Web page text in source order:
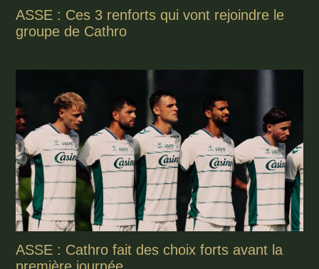
ASSE : Ces 3 renforts qui vont rejoindre le
groupe de Cathro
ASSE : Cathro fait des choix forts avant la